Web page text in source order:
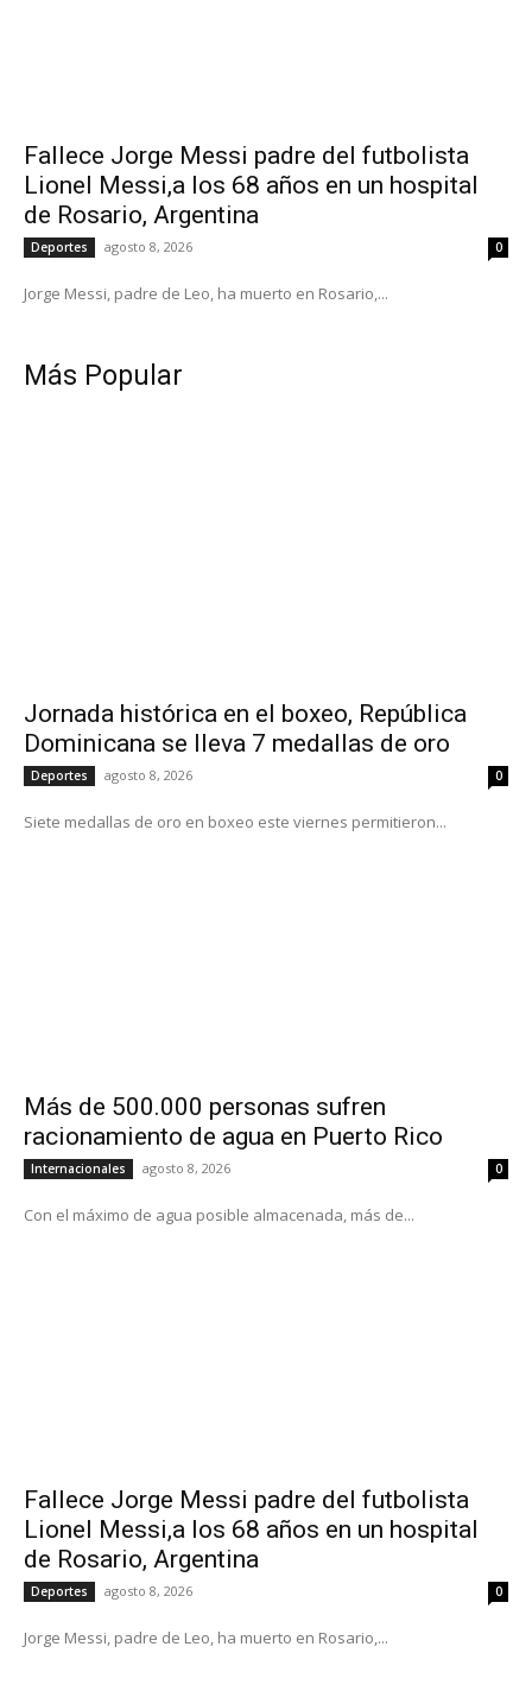
Fallece Jorge Messi padre del futbolista
Lionel Messi,a los 68 años en un hospital
de Rosario, Argentina
Deportes agosto 8, 2026 0
Jorge Messi, padre de Leo, ha muerto en Rosario,...
Más Popular
Jornada histórica en el boxeo, República
Dominicana se lleva 7 medallas de oro
Deportes agosto 8, 2026 0
Siete medallas de oro en boxeo este viernes permitieron...
Más de 500.000 personas sufren
racionamiento de agua en Puerto Rico
Internacionales agosto 8, 2026 0
Con el máximo de agua posible almacenada, más de...
Fallece Jorge Messi padre del futbolista
Lionel Messi,a los 68 años en un hospital
de Rosario, Argentina
Deportes agosto 8, 2026 0
Jorge Messi, padre de Leo, ha muerto en Rosario,...